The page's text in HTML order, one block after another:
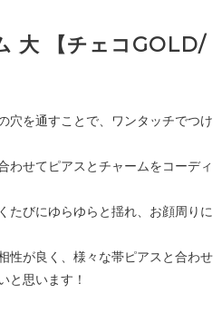
大 【チェコGOLD/
穴を通すことで、ワンタッチでつけ
わせてピアスとチャームをコーディ
たびにゆらゆらと揺れ、お顔周りに
性が良く、様々な帯ピアスと合わせ
と思います！